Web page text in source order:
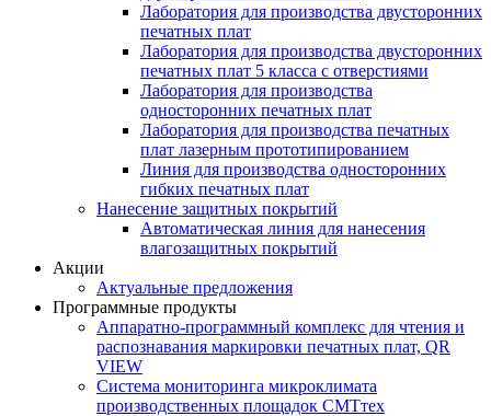
Лаборатория для производства двусторонних
печатных плат
Лаборатория для производства двусторонних
печатных плат 5 класса с отверстиями
Лаборатория для производства
односторонних печатных плат
Лаборатория для производства печатных
плат лазерным прототипированием
Линия для производства односторонних
гибких печатных плат
Нанесение защитных покрытий
Автоматическая линия для нанесения
влагозащитных покрытий
Акции
Актуальные предложения
Программные продукты
Аппаратно-программный комплекс для чтения и
распознавания маркировки печатных плат, QR
VIEW
Система мониторинга микроклимата
производственных площадок СМТтех